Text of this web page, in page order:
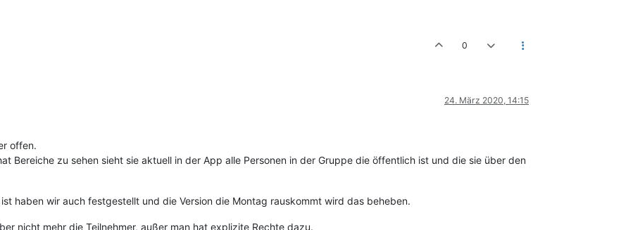
0
24. März 2020, 14:15
offen.
Bereiche zu sehen sieht sie aktuell in der App alle Personen in der Gruppe die öffentlich ist und die sie über den
haben wir auch festgestellt und die Version die Montag rauskommt wird das beheben.
nicht mehr die Teilnehmer, außer man hat explizite Rechte dazu.